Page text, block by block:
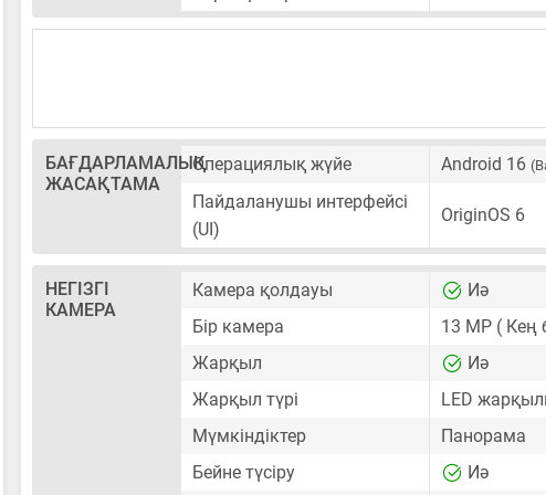
БАҒДАРЛАМАЛЫҚ
ЖАСАҚТАМА
Операциялық жүйе Android 16
Пайдаланушы интерфейсі
(UI)
OriginOS 6
НЕГІЗГІ
КАМЕРА
Камера қолдауы
Иә
Бір камера
13 MP ( Кең
Жарқыл
Иә
Жарқыл түрі
LED
Мүмкіндіктер
Панорама
Бейне түсіру
Иә